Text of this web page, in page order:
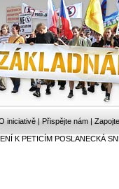
iniciativě | Přispějte nám |
K PETICÍM POSLANECKÁ